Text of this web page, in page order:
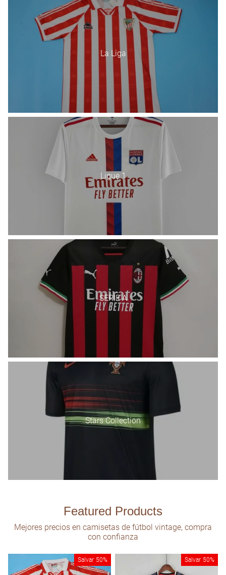
La Liga
Ligue 1
SERIE A
Stars Collection
Featured Products
Mejores precios en camisetas de fútbol vintage, compra
con confianza
Salvar 50% Salvar 50%